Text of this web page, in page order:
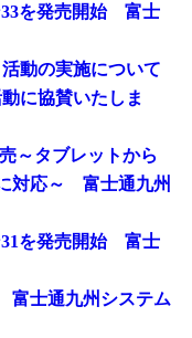
33を発売開始 富士
動の実施について
に協賛いたしま
～タブレットから
対応～ 富士通九州
31を発売開始 富士
士通九州システム